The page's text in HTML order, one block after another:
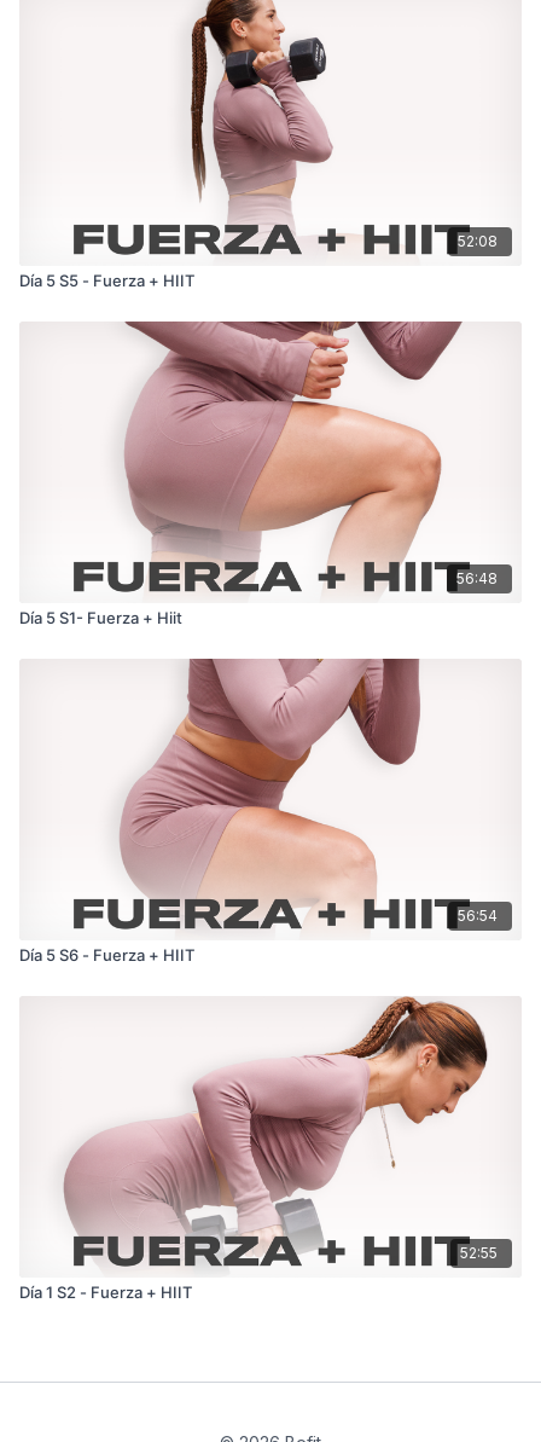
52:08
Día 5 S5 - Fuerza + HIIT
56:48
Día 5 S1- Fuerza + Hiit
56:54
Día 5 S6 - Fuerza + HIIT
52:55
Día 1 S2 - Fuerza + HIIT